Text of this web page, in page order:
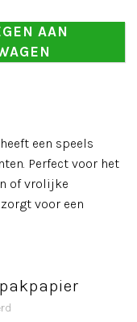
AAN
heeft een speels
Perfect voor het
of vrolijke
voor een